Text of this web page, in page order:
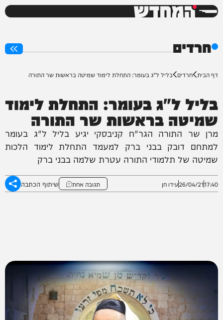
המחדש
חרדים
דף הבית חרדים בליל ל"ג בעומר: התחלת לימוד שמיטה בראשות שר התורה
בליל ל"ג בעומר: התחלת לימוד
שמיטה בראשות שר התורה
מרן שר התורה הגר"ח קניבסקי יגיע בליל ל"ג בעומר
למתחם דובק בבני ברק למעמד התחלת לימוד הלכות
שמיטה של תלמודי התורה עטרת שלמה בבני ברק
17:40
26/04/21עידו חן תגובה אחת שיתוף הכתבה